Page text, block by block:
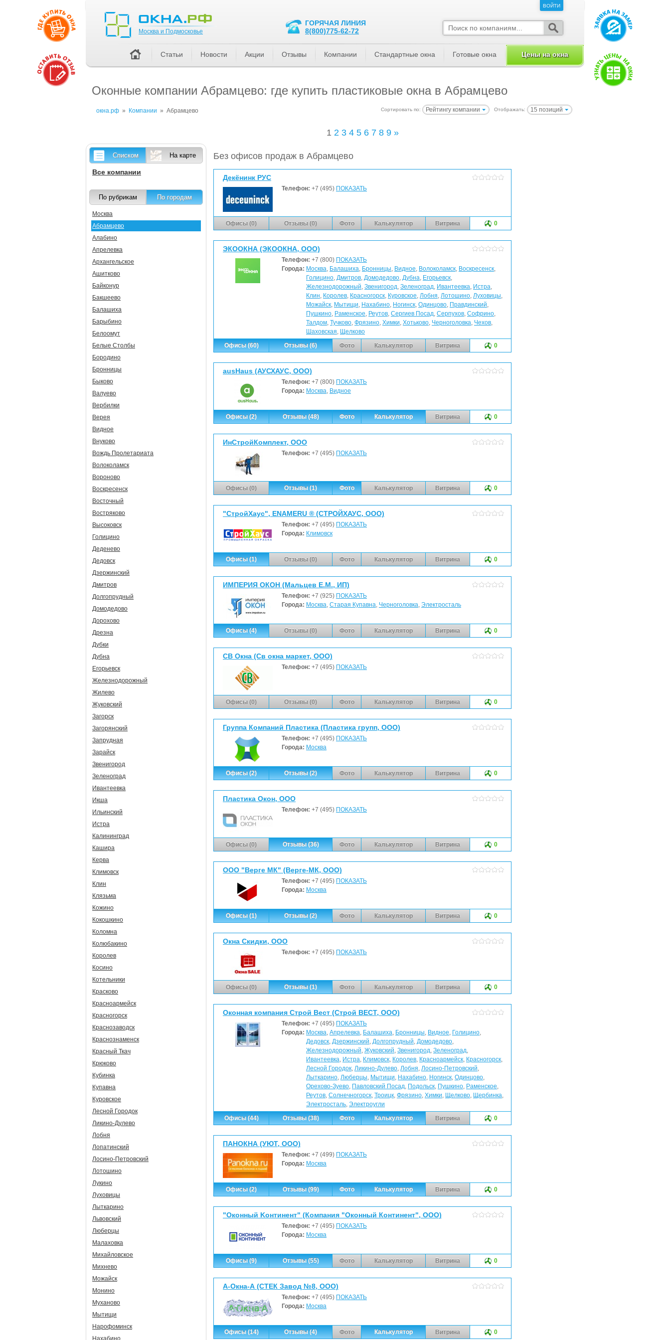
Оконные компании Абрамцево: где купить пластиковые окна в Абрамцево
Сортировать по: Рейтингу компании Отображать: 15 позиций
окна.рф » Компании » Абрамцево
1 2 3 4 5 6 7 8 9 »
Без офисов продаж в Абрамцево
Декёнинк РУС
Телефон: +7 (495) ПОКАЗАТЬ
Офисы (0) Отзывы (0) Фото Калькулятор Витрина 0
ЭКООКНА (ЭКООКНА, ООО)
Телефон: +7 (800) ПОКАЗАТЬ
Города: Москва, Балашиха, Бронницы, Видное, Волоколамск, Воскресенск,
Голицино, Дмитров, Домодедово, Дубна, Егорьевск,
Железнодорожный, Звенигород, Зеленоград, Ивантеевка, Истра,
Клин, Королев, Красногорск, Куровское, Лобня, Лотошино, Луховицы,
Можайск, Мытищи, Нахабино, Ногинск, Одинцово, Правдинский,
Пушкино, Раменское, Реутов, Сергиев Посад, Серпухов, Софрино,
Талдом, Тучково, Фрязино, Химки, Хотьково, Черноголовка, Чехов,
Шаховская, Щелково
Офисы (60)
Отзывы (6) Фото Калькулятор Витрина 0
ausHaus (АУСХАУС, ООО)
Телефон: +7 (800) ПОКАЗАТЬ
Города: Москва, Видное
Офисы (2) Отзывы (48) Фото Калькулятор Витрина 0
ИнСтройКомплект, ООО
Телефон: +7 (495) ПОКАЗАТЬ
Офисы (0) Отзывы (1) Фото Калькулятор Витрина 0
"СтройХаус", ENAMERU ® (СТРОЙХАУС, ООО)
Телефон: +7 (495) ПОКАЗАТЬ
Города: Климовск
Офисы (1) Отзывы (0) Фото Калькулятор Витрина 0
ИМПЕРИЯ ОКОН (Мальцев Е.М., ИП)
Телефон: +7 (925) ПОКАЗАТЬ
Города: Москва, Старая Купавна, Черноголовка, Электросталь
Офисы (4) Отзывы (0) Фото Калькулятор Витрина 0
СВ Окна (Св окна маркет, ООО)
Телефон: +7 (495) ПОКАЗАТЬ
Офисы (0) Отзывы (0) Фото Калькулятор Витрина 0
Группа Компаний Пластика (Пластика групп, ООО)
Телефон: +7 (495) ПОКАЗАТЬ
Города: Москва
Офисы (2) Отзывы (2) Фото Калькулятор Витрина 0
Пластика Окон, ООО
Телефон: +7 (495) ПОКАЗАТЬ
Офисы (0) Отзывы (36) Фото Калькулятор Витрина 0
ООО "Верге МК" (Верге-МК, ООО)
Телефон: +7 (495) ПОКАЗАТЬ
Города: Москва
Офисы (1) Отзывы (2) Фото Калькулятор Витрина 0
Окна Скидки, ООО
Телефон: +7 (495) ПОКАЗАТЬ
Офисы (0) Отзывы (1) Фото Калькулятор Витрина 0
Оконная компания Строй Вест (Строй ВЕСТ, ООО)
Телефон: +7 (495) ПОКАЗАТЬ
Города: Москва, Апрелевка, Балашиха, Бронницы, Видное, Голицино,
Дедовск, Дзержинский, Долгопрудный, Домодедово,
Железнодорожный, Жуковский, Звенигород, Зеленоград,
Ивантеевка, Истра, Климовск, Королев, Красноармейск, Красногорск,
Лесной Городок, Ликино-Дулево, Лобня, Лосино-Петровский,
Лыткарино, Люберцы, Мытищи, Нахабино, Ногинск, Одинцово,
Орехово-Зуево, Павловский Посад, Подольск, Пушкино, Раменское,
Реутов, Солнечногорск, Троицк, Фрязино, Химки, Щелково, Щербинка,
Электросталь, Электроугли
Офисы (44)
Отзывы (38) Фото Калькулятор Витрина 0
ПАНОКНА (УЮТ, ООО)
Телефон: +7 (499) ПОКАЗАТЬ
Города: Москва
Офисы (2) Отзывы (99) Фото Калькулятор Витрина 0
"Oкoнный Koнтинeнт" (Компания "Оконный Континент", ООО)
Телефон: +7 (495) ПОКАЗАТЬ
Города: Москва
Офисы (9) Отзывы (55) Фото Калькулятор Витрина 0
А-Окна-А (СТЕК Завод №8, ООО)
Телефон: +7 (495) ПОКАЗАТЬ
Города: Москва
Офисы (14) Отзывы (4) Фото Калькулятор Витрина 0
Списком На карте
Все компании
По рубрикам По городам
Москва
Абрамцево
Алабино
Апрелевка
Архангельское
Ашитково
Байконур
Бакшеево
Балашиха
Барыбино
Белоомут
Белые Столбы
Бородино
Бронницы
Быково
Валуево
Вербилки
Верея
Видное
Внуково
Вождь Пролетариата
Волоколамск
Вороново
Воскресенск
Восточный
Востряково
Высоковск
Голицино
Деденево
Дедовск
Дзержинский
Дмитров
Долгопрудный
Домодедово
Дорохово
Дрезна
Дубки
Дубна
Егорьевск
Железнодорожный
Жилево
Жуковский
Загорск
Загорянский
Запрудная
Зарайск
Звенигород
Зеленоград
Ивантеевка
Икша
Ильинский
Истра
Калининград
Кашира
Керва
Климовск
Клин
Клязьма
Кожино
Кокошкино
Коломна
Колюбакино
Королев
Косино
Котельники
Красково
Красноармейск
Красногорск
Краснозаводск
Краснознаменск
Красный Ткач
Крюково
Кубинка
Купавна
Куровское
Лесной Городок
Ликино-Дулево
Лобня
Лопатинский
Лосино-Петровский
Лотошино
Лукино
Луховицы
Лыткарино
Львовский
Люберцы
Малаховка
Михайловское
Михнево
Можайск
Монино
Муханово
Мытищи
Нарофоминск
Нахабино
ВОЙТИ
Москва и Подмосковье
ГОРЯЧАЯ ЛИНИЯ
8(800)775-62-72
Статьи Новости Акции Отзывы Компании Стандартные окна Готовые окна Цены на окна
ВОЙТИ